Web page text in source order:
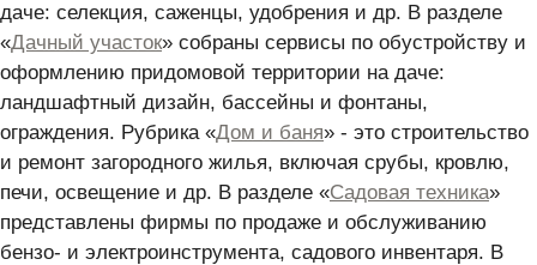
даче: селекция, саженцы, удобрения и др. В разделе
«Дачный участок» собраны сервисы по обустройству и
оформлению придомовой территории на даче:
ландшафтный дизайн, бассейны и фонтаны,
ограждения. Рубрика «Дом и баня» - это строительство
и ремонт загородного жилья, включая срубы, кровлю,
печи, освещение и др. В разделе «Садовая техника»
представлены фирмы по продаже и обслуживанию
бензо- и электроинструмента, садового инвентаря. В